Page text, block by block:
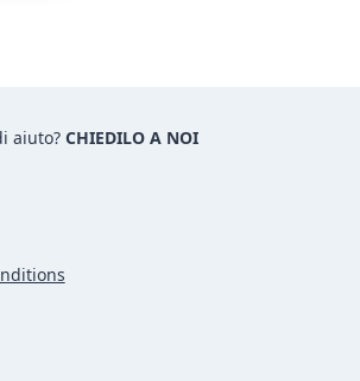
aiuto? CHIEDILO A NOI